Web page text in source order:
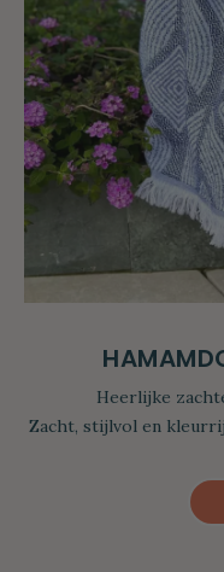
Heerlijke
Zacht, stijlvol en